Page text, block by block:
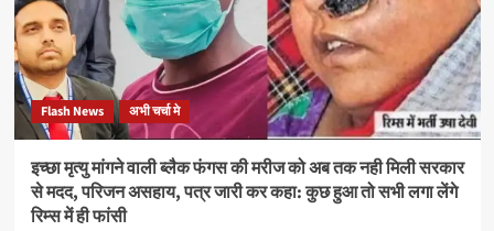
आगे
आए
स्वास्थ्य
मंत्री
बन्ना
गुप्ता
Flash News अभी चर्चा मे
इच्छा मृत्यु मांगने वाली ब्लैक फंगस की मरीज को अब तक नही मिली सरकार
से मदद, परिजन असहाय, पत्र जारी कर कहा: कुछ हुआ तो सभी लगा लेंगे
रिम्स में ही फांसी